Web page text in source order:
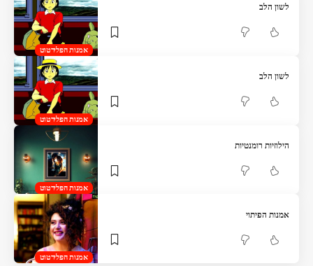
אמנות הפלירטוט
לשון הלב
אמנות הפלירטוט
לשון הלב
אמנות הפלירטוט
הילוזיות רומנטיות
אמנות הפלירטוט
אמנות הפיתוי